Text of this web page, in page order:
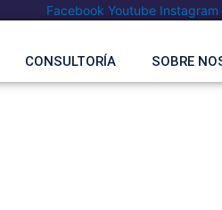
Facebook Youtube Instagram
CONSULTORÍA SOBRE